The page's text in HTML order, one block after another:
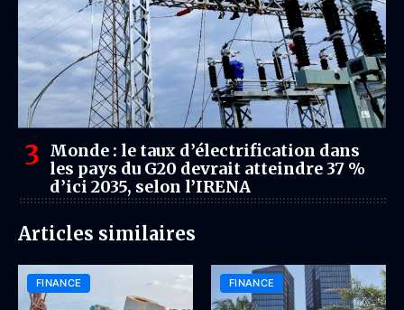
Monde : le taux d’électrification dans
les pays du G20 devrait atteindre 37 %
d’ici 2035, selon l’IRENA
Articles similaires
FINANCE FINANCE